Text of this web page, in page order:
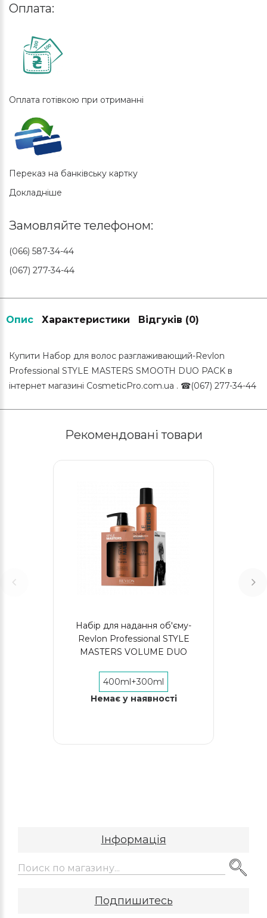
Оплата:
Оплата готівкою при отриманні
Переказ на банківську картку
Докладніше
Замовляйте телефоном:
(066) 587-34-44
(067) 277-34-44
Опис Характеристики Відгуків (0)
Купити Набор для волос разглаживающий-Revlon
Professional STYLE MASTERS SMOOTH DUO PACK в
інтернет магазині CosmeticPro.com.ua . ☎(067) 277-34-44
Рекомендовані товари
Набір для надання об'єму-
Revlon Professional STYLE
MASTERS VOLUME DUO
400ml+300ml
Немає у наявності
Інформація
Подпишитесь